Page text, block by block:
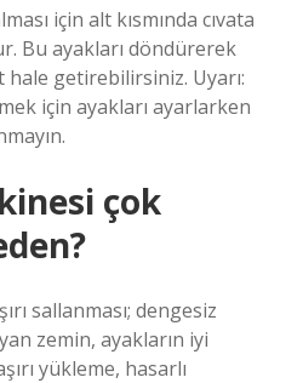
için alt kısmında cıvata
Bu ayakları döndürerek
getirebilirsiniz. Uyarı:
için ayakları ayarlarken
çok
sallanması; dengesiz
zemin, ayakların iyi
yükleme, hasarlı